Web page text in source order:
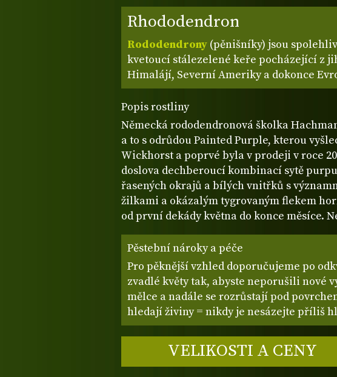
Rhododendron
Rododendrony (pěnišníky) jsou
kvetoucí stálezelené keře pocházející z
Himalájí, Severní Ameriky a dokonce
Popis rostliny
Německá rododendronová školka
a to s odrůdou Painted Purple, kterou
Wickhorst a poprvé byla v prodeji v roce
doslova dechberoucí kombinací sytě
řasených okrajů a bílých vnitřků s
žilkami a okázalým tygrovaným flekem
od první dekády května do konce měsíce.
Pěstební nároky a péče
Pro pěknější vzhled doporučujeme po
zvadlé květy tak, abyste neporušili nové
mělce a nadále se rozrůstají pod
hledají živiny = nikdy je nesázejte příliš
VELIKOSTI A CENY